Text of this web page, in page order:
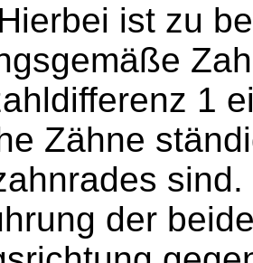
Hierbei ist zu
1
Zähne
der